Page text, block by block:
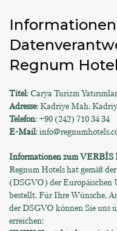
Regnum
Titel: Carya Turizm
Adresse: Kadriye Mah.
Telefon: +90 (242) 710 34 34
E-Mail:
Informationen zum VERBİS
Regnum Hotels hat gemäß
(DSGVO) der Europäischen
bestellt. Für Ihre Wünsche,
der DSGVO können Sie uns
erreichen: